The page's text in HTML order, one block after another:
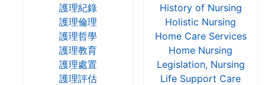
護理紀錄
護理倫理
護理哲學
護理教育
護理處置
護理評估
History of Nursing
Holistic Nursing
Home Care Services
Home Nursing
Legislation, Nursing
Life Support Care